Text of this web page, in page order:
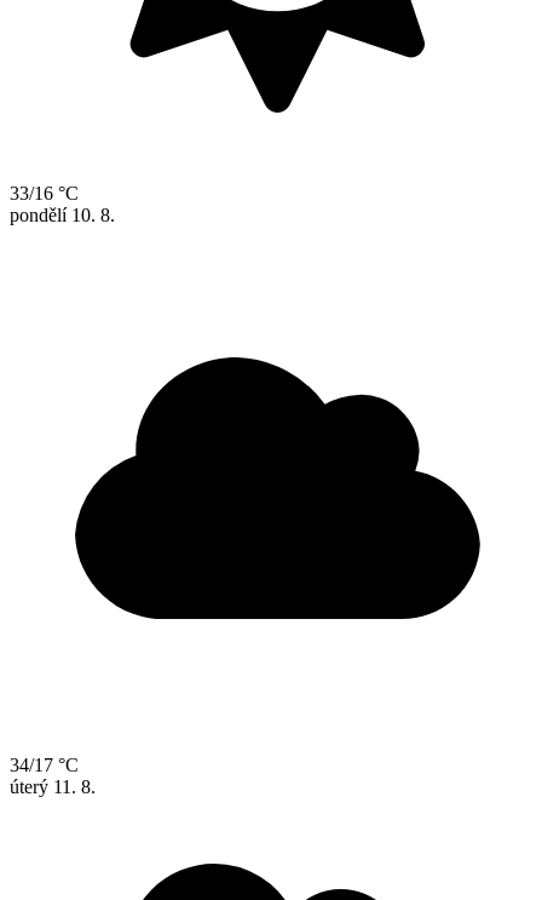
33/16 °C
pondělí 10. 8.
34/17 °C
úterý 11. 8.